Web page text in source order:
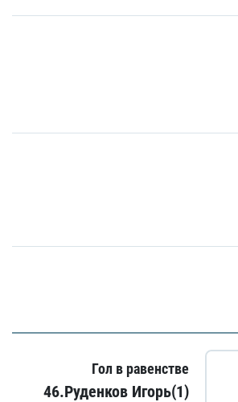
Гол в равенстве
46.Руденков Игорь(1)